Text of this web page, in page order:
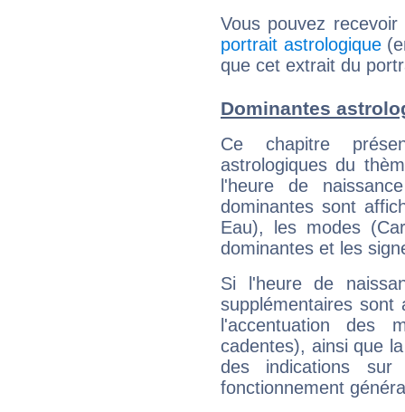
Vous pouvez
portrait astrologique
que cet extrait du
Dominantes
Ce chapitre
astrologiques du
l'heure de
dominantes sont
Eau), les modes
dominantes et les
Si l'heure de
supplémentaires sont
l'accentuation des
cadentes), ainsi que
des indications sur
fonctionnement